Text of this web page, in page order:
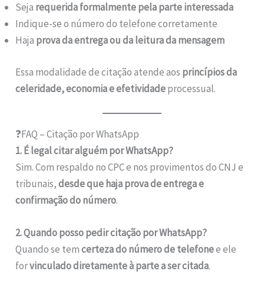
Seja requerida formalmente pela parte interessada
Indique-se o número do telefone corretamente
Haja prova da entrega ou da leitura da mensagem
Essa modalidade de citação atende aos princípios da
celeridade, economia e efetividadeprocessual.
❓FAQ – Citação por WhatsApp
1. É legal citar alguém por WhatsApp?
Sim. Com respaldo no CPC e nos provimentos do CNJ e
tribunais,desde que haja prova de entrega e
confirmação do número.
2. Quando posso pedir citação por WhatsApp?
Quando se temcerteza do número de telefonee ele
forvinculado diretamente à parte a ser citada.